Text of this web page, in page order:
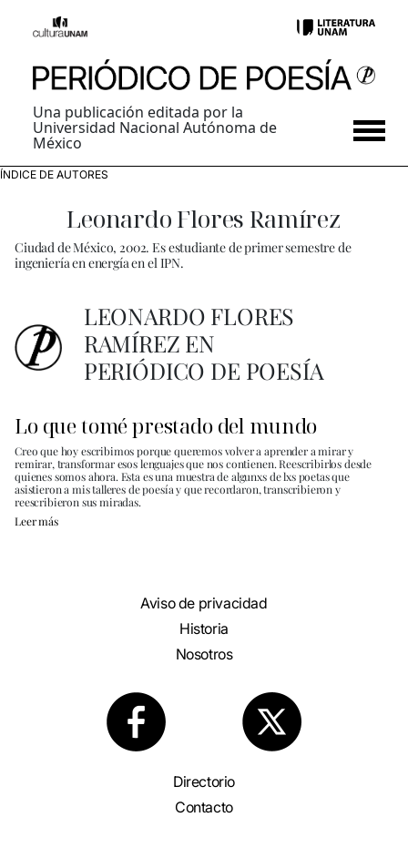
Una publicación editada por la
Universidad Nacional Autónoma de
México
ÍNDICE DE AUTORES
Leonardo Flores Ramírez
Ciudad de México, 2002. Es estudiante de primer semestre de
ingeniería en energía en el IPN.
LEONARDO FLORES
RAMÍREZ EN
PERIÓDICO DE POESÍA
Lo que tomé prestado del mundo
Creo que hoy escribimos porque queremos volver a aprender a mirar y
remirar, transformar esos lenguajes que nos contienen. Reescribirlos desde
quienes somos ahora. Esta es una muestra de algunxs de lxs poetas que
asistieron a mis talleres de poesía y que recordaron, transcribieron y
reescribieron sus miradas.
Leer más
Aviso de privacidad
Historia
Nosotros
Directorio
Contacto